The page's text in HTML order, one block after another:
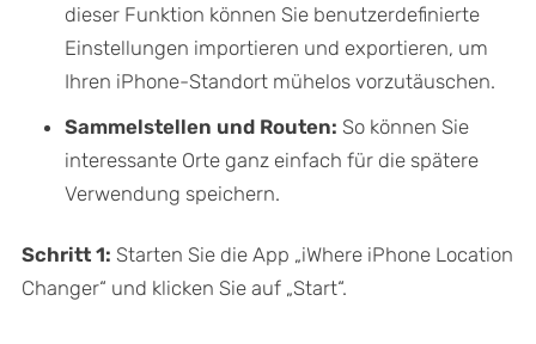
dieser Funktion können Sie benutzerdefinierte
Einstellungen importieren und exportieren, um
Ihren iPhone-Standort mühelos vorzutäuschen.
Sammelstellen und Routen: So können Sie
interessante Orte ganz einfach für die spätere
Verwendung speichern.
Schritt 1: Starten Sie die App „iWhere iPhone Location
Changer“ und klicken Sie auf „Start“.